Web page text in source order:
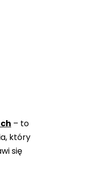
– to
który
się